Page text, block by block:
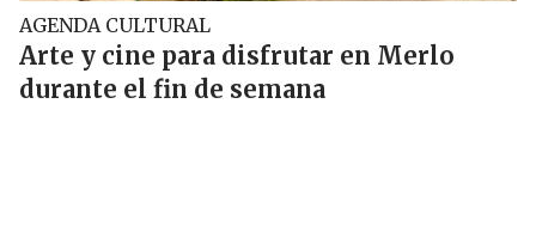
AGENDA CULTURAL
Arte y cine para disfrutar en Merlo
durante el fin de semana